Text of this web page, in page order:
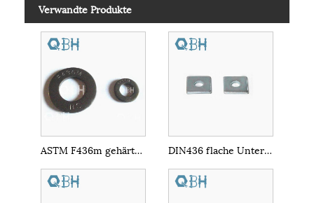
Verwandte Produkte
ASTM F436m gehärtete HDG-Unterlegscheibe DIN436 flache Unterlegscheiben, quadratische Unterlegscheibe